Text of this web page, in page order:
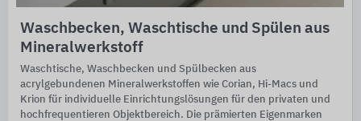
Waschbecken, Waschtische und Spülen aus
Mineralwerkstoff
Waschtische, Waschbecken und Spülbecken aus
acrylgebundenen Mineralwerkstoffen wie Corian, Hi-Macs und
Krion für individuelle Einrichtungslösungen für den privaten und
hochfrequentieren Objektbereich. Die prämierten Eigenmarken